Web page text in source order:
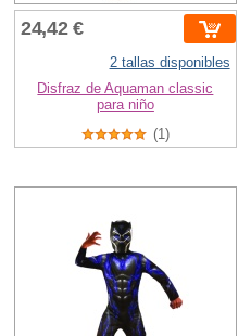
24,42 €
2 tallas disponibles
Disfraz de Aquaman classic
para niño
(1)